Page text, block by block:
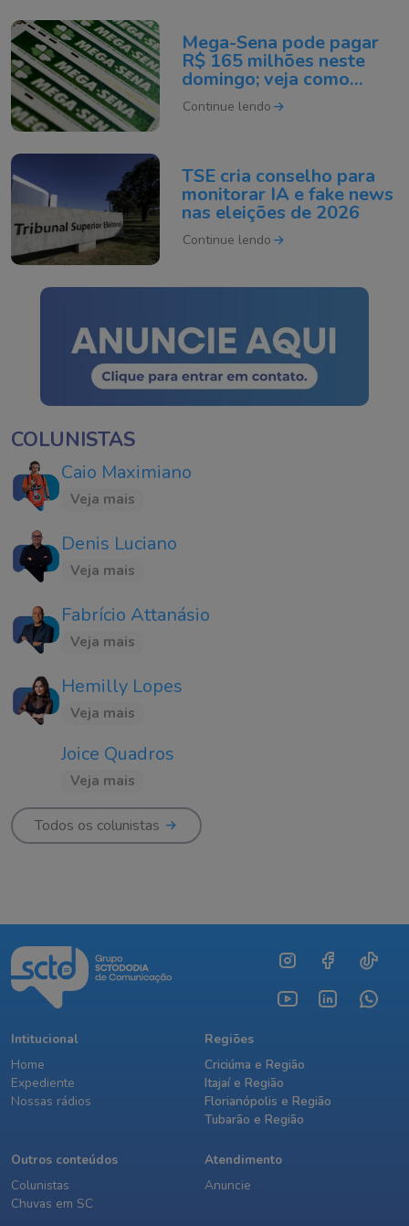
Mega-Sena pode pagar
R$ 165 milhões neste
domingo; veja como
apostar
Continue lendo
TSE cria conselho para
monitorar IA e fake news
nas eleições de 2026
Continue lendo
COLUNISTAS
Caio Maximiano
Veja mais
Denis Luciano
Veja mais
Fabrício Attanásio
Veja mais
Hemilly Lopes
Veja mais
Joice Quadros
Veja mais
Todos os colunistas
Intitucional
Home
Expediente
Nossas rádios
Regiões
Criciúma e Região
Itajaí e Região
Florianópolis e Região
Tubarão e Região
Outros conteúdos
Colunistas
Chuvas em SC
Atendimento
Anuncie